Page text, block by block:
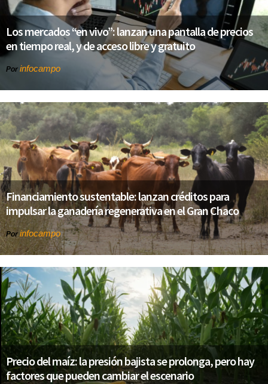
Los mercados “en vivo”: lanzan una pantalla de precios
en tiempo real, y de acceso libre y gratuito
Por infocampo
Financiamiento sustentable: lanzan créditos para
impulsar la ganadería regenerativa en el Gran Chaco
Porinfocampo
Precio del maíz: la presión bajista se prolonga, pero hay
factores que pueden cambiar el escenario